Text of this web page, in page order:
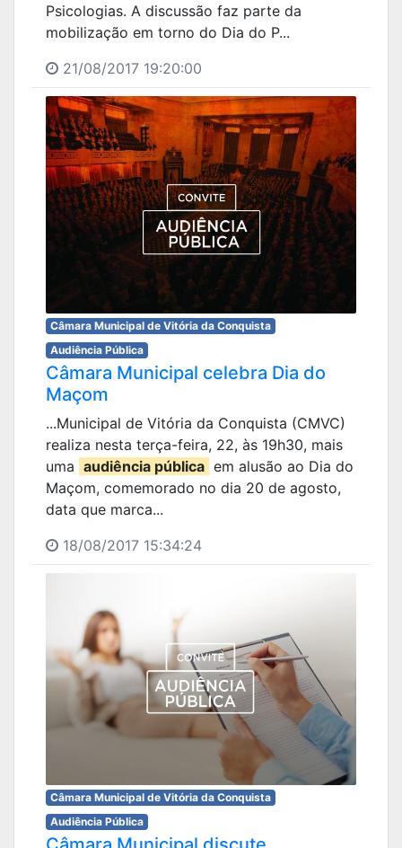
Psicologias. A discussão faz parte da
mobilização em torno do Dia do P...
21/08/2017 19:20:00
Câmara Municipal de Vitória da Conquista
Audiência Pública
Câmara Municipal celebra Dia do
Maçom
...Municipal de Vitória da Conquista (CMVC)
realiza nesta terça-feira, 22, às 19h30, mais
uma audiência pública em alusão ao Dia do
Maçom, comemorado no dia 20 de agosto,
data que marca...
18/08/2017 15:34:24
Câmara Municipal de Vitória da Conquista
Audiência Pública